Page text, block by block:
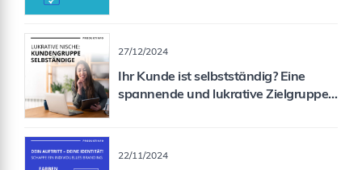
27/12/2024
Ihr Kunde ist selbstständig? Eine
spannende und lukrative Zielgruppe
22/11/2024